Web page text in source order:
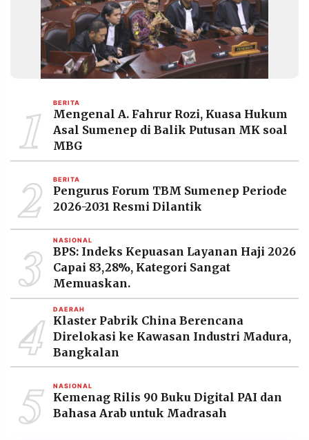
Resolusi.co
RESOLUSI
MEDIA
PRAMUDITA
1 BERITA
Mengenal A. Fahrur Rozi, Kuasa Hukum
Asal Sumenep di Balik Putusan MK soal
MBG
2 BERITA
Pengurus Forum TBM Sumenep Periode
2026-2031 Resmi Dilantik
3 NASIONAL
BPS: Indeks Kepuasan Layanan Haji 2026
Capai 83,28%, Kategori Sangat
Memuaskan.
4 DAERAH
Klaster Pabrik China Berencana
Direlokasi ke Kawasan Industri Madura,
Bangkalan
5 NASIONAL
Kemenag Rilis 90 Buku Digital PAI dan
Bahasa Arab untuk Madrasah